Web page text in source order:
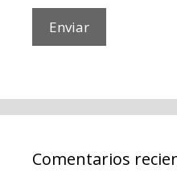
Comentarios